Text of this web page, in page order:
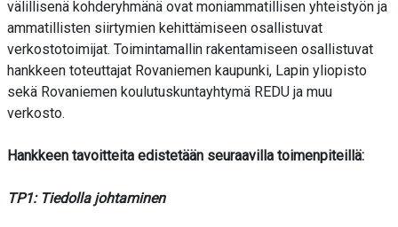
välillisenä kohderyhmänä ovat moniammatillisen yhteistyön ja
ammatillisten siirtymien kehittämiseen osallistuvat
verkostotoimijat. Toimintamallin rakentamiseen osallistuvat
hankkeen toteuttajat Rovaniemen kaupunki, Lapin yliopisto
sekä Rovaniemen koulutuskuntayhtymä REDU ja muu
verkosto.
Hankkeen tavoitteita edistetään seuraavilla toimenpiteillä:
TP1: Tiedolla johtaminen